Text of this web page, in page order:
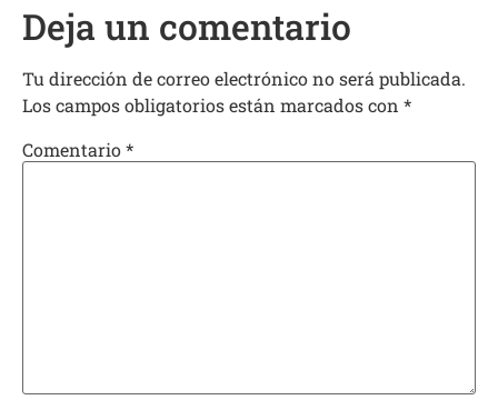
Deja un comentario
Tu dirección de correo electrónico no será publicada.
Los campos obligatorios están marcados con *
Comentario*